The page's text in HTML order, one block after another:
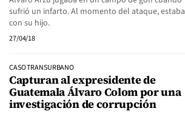
sufrió un infarto. Al momento del ataque, estaba
con su hijo.
27/04/18
CASO TRANSURBANO
Capturan al expresidente de
Guatemala Álvaro Colom por una
investigación de corrupción